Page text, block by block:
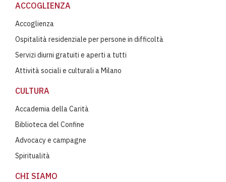
ACCOGLIENZA
Accoglienza
Ospitalità residenziale per persone in difficoltà
Servizi diurni gratuiti e aperti a tutti
Attività sociali e culturali a Milano
CULTURA
Accademia della Carità
Biblioteca del Confine
Advocacy e campagne
Spiritualità
CHI SIAMO